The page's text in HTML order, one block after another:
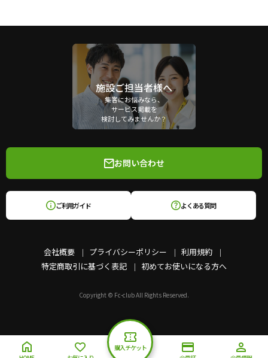
施設ご担当者様へ
集客にお悩みなら、
サービス掲載を
検討してみませんか？
会社概要 プライバシーポリシー
利用規約
特定商取引に基づく表記
初めてお使いになる方へ
お問い合わせ
ご利用ガイド よくある質問
Copyright © Fc-club All Rights Reserved.
購入チケット